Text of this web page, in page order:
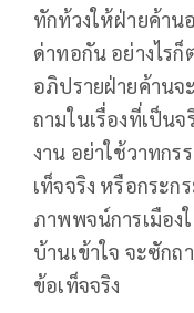
ทักท้วงให้ฝ่ายค้าน
ด่าทอกัน อย่างไรก็
อภิปรายฝ่ายค้านจ
ถามในเรื่องที่เป็นจ
งาน อย่าใช้วาทกร
เท็จจริง หรือกระ
ภาพพจน์การเมือง
บ้านเข้าใจ จะซัก
ข้อเท็จจริง